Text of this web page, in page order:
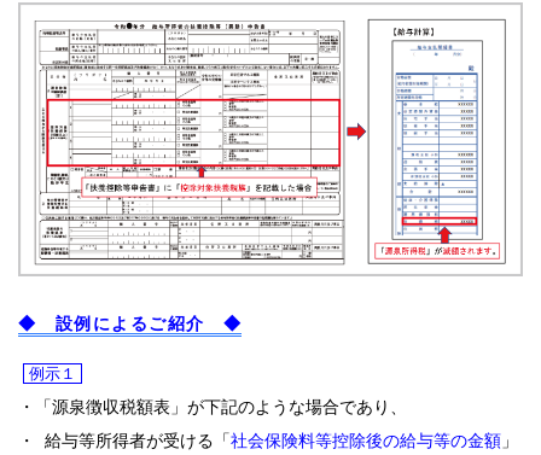
◆ 設例によるご紹介 ◆
例示１
・「源泉徴収税額表」が下記のような場合であり、
・ 給与等所得者が受ける「社会保険料等控除後の給与等の金額 」